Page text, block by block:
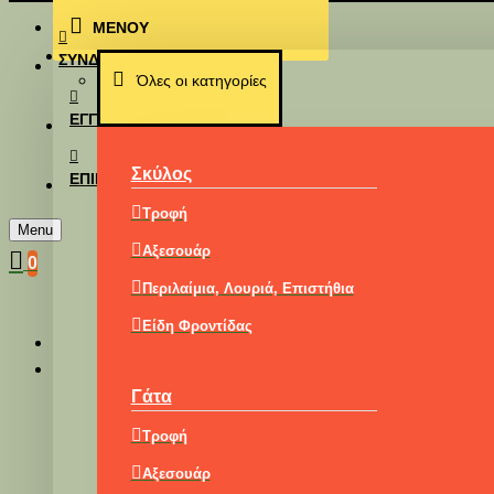
Επικοινωνία
ΜΕΝΟΥ
Όλες οι κατηγορίες
Σκύλος
Τροφή
Αξεσουάρ
Περιλαίμια, Λουριά, Επιστήθια
Είδη Φροντίδας
Γάτα
Τροφή
Αξεσουάρ
ΣΎΝΔΕΣΗ
ΕΓΓΡΑΦΉ
ΕΠΙΚΟΙΝΩΝΊΑ
Menu
0